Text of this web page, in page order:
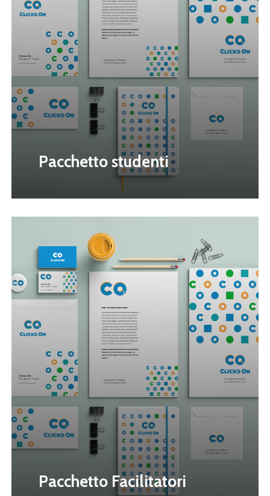
Pacchetto studenti
Pacchetto Facilitatori